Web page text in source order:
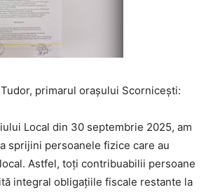
primarul orașului Scornicești:
Local din 30 septembrie 2025, am
sprijini persoanele fizice care au
Astfel, toți contribuabilii persoane
integral obligațiile fiscale restante la